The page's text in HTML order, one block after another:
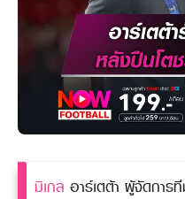
มิเกล อาร์เตต้า ผู้จัดกา